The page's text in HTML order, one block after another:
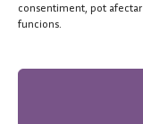
consentiment, pot
funcions.
FUNDACIÓ